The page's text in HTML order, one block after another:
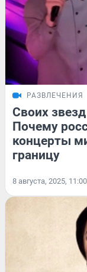
РАЗВЛЕЧЕНИЯ
Своих
Почему
концерты
границу
8 августа, 2025, 11:00